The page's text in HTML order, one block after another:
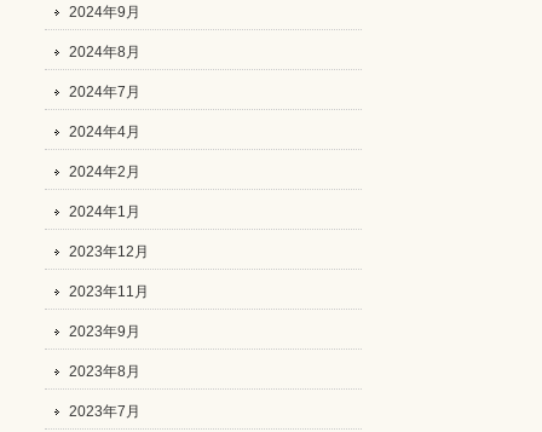
2024年9月
2024年8月
2024年7月
2024年4月
2024年2月
2024年1月
2023年12月
2023年11月
2023年9月
2023年8月
2023年7月